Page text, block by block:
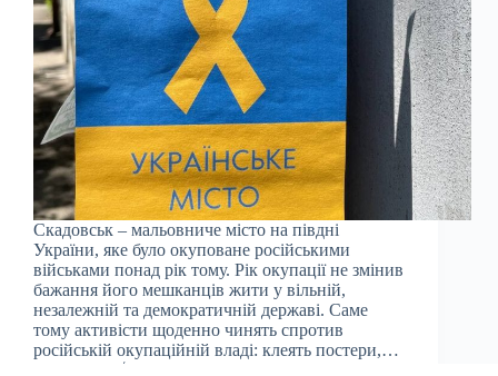
Скадовськ – мальовниче місто на півдні
України, яке було окуповане російськими
військами понад рік тому. Рік окупації не змінив
бажання його мешканців жити у вільній,
незалежній та демократичній державі. Саме
тому активісти щоденно чинять спротив
російській окупаційній владі: клеять постери,…